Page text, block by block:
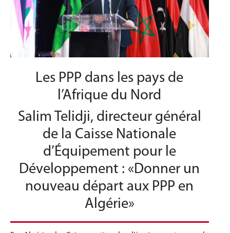
Les PPP dans les pays de
l’Afrique du Nord
Salim Telidji, directeur général
de la Caisse Nationale
d’Équipement pour le
Développement : «Donner un
nouveau départ aux PPP en
Algérie»